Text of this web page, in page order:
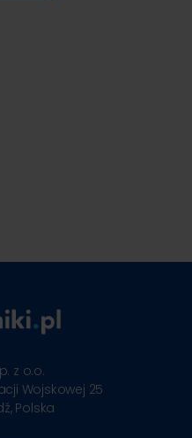
z o.o.
Wojskowej 25
Polska